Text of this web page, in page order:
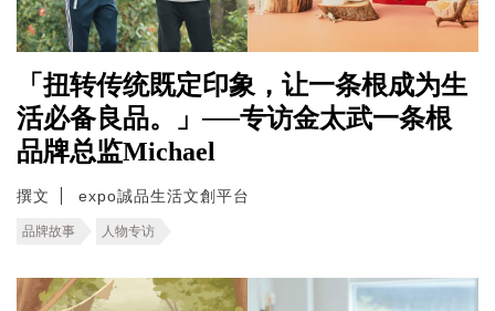
「扭转传统既定印象，让一条根成为生
活必备良品。」──专访金太武一条根
品牌总监Michael
撰文 expo誠品生活文創平台
品牌故事 人物专访